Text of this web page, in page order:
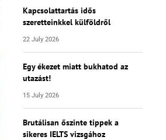
Kapcsolattartás idős
szeretteinkkel külföldről
22 July 2026
Egy ékezet miatt bukhatod az
utazást!
15 July 2026
Brutálisan őszinte tippek a
sikeres IELTS vizsgához